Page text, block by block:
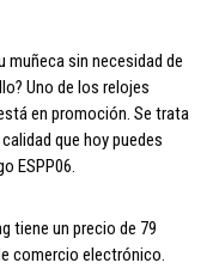
sin necesidad de
Uno de los relojes
en promoción. Se trata
que hoy puedes
ESPP06.
tiene un precio de 79
comercio electrónico.